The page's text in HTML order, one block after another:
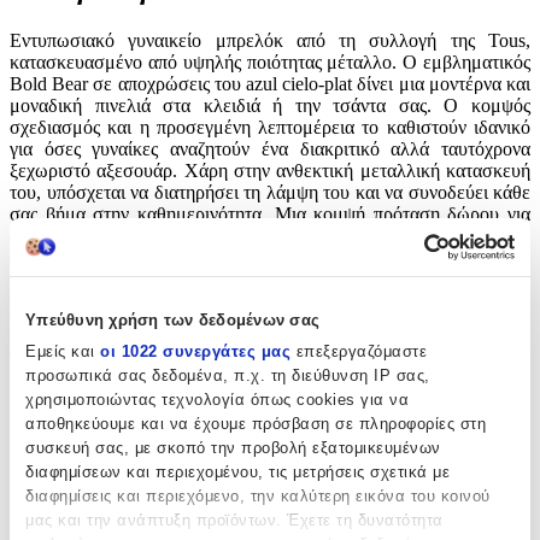
Υπεύθυνη χρήση των δεδομένων σας
Εμείς και οι 1022 συνεργάτες μας επεξεργαζόμαστε
προσωπικά σας δεδομένα, π.χ. τη διεύθυνση IP σας,
χρησιμοποιώντας τεχνολογία όπως cookies για να
αποθηκεύουμε και να έχουμε πρόσβαση σε πληροφορίες στη
συσκευή σας, με σκοπό την προβολή εξατομικευμένων
διαφημίσεων και περιεχομένου, τις μετρήσεις σχετικά με
διαφημίσεις και περιεχόμενο, την καλύτερη εικόνα του κοινού
μας και την ανάπτυξη προϊόντων. Έχετε τη δυνατότητα
Εντυπωσιακό γυναικείο μπρελόκ από τη συλλογή της Tous,
κατασκευασμένο από υψηλής ποιότητας μέταλλο. Ο εμβληματικός
Bold Bear σε αποχρώσεις του azul cielo-plat δίνει μια μοντέρνα και
μοναδική πινελιά στα κλειδιά ή την τσάντα σας. Ο κομψός
σχεδιασμός και η προσεγμένη λεπτομέρεια το καθιστούν ιδανικό
για όσες γυναίκες αναζητούν ένα διακριτικό αλλά ταυτόχρονα
ξεχωριστό αξεσουάρ. Χάρη στην ανθεκτική μεταλλική κατασκευή
του, υπόσχεται να διατηρήσει τη λάμψη του και να συνοδεύει κάθε
σας βήμα στην καθημερινότητα. Μια κομψή πρόταση δώρου για
εσάς ή τα αγαπημένα σας πρόσωπα, με την ιδιαίτερη σφραγίδα του
οίκου Tous.
Χαρακτηριστικά
Τύπος:
Μπρελόκ
Υλικό:
Μεταλλικό
με Led: